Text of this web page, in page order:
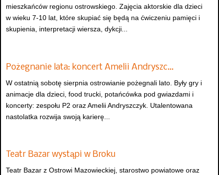
mieszkańców regionu ostrowskiego. Zajęcia aktorskie dla dzieci
w wieku 7-10 lat, które skupiać się będą na ćwiczeniu pamięci i
skupienia, interpretacji wiersza, dykcji...
Pożegnanie lata: koncert Amelii Andryszc…
W ostatnią sobotę sierpnia ostrowianie pożegnali lato. Były gry i
animacje dla dzieci, food trucki, potańcówka pod gwiazdami i
koncerty: zespołu P2 oraz Amelii Andryszczyk. Utalentowana
nastolatka rozwija swoją karierę...
Teatr Bazar wystąpi w Broku
Teatr Bazar z Ostrowi Mazowieckiej, starostwo powiatowe oraz